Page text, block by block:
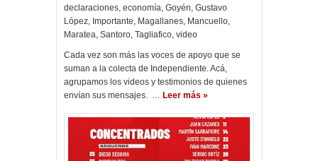
declaraciones, economía, Goyén, Gustavo
López, Importante, Magallanes, Mancuello,
Maratea, Santoro, Tagliafico, video
Cada vez son más las voces de apoyo que se
suman a la colecta de Independiente. Acá,
agrupamos los videos y testimonios de quienes
envían sus mensajes. … Leer más »